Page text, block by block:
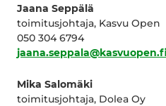
Jaana Seppälä
toimitusjohtaja, Kasvu Open
050 304 6794
jaana.seppala@kasvuopen.fi
Mika Salomäki
toimitusjohtaja, Dolea Oy